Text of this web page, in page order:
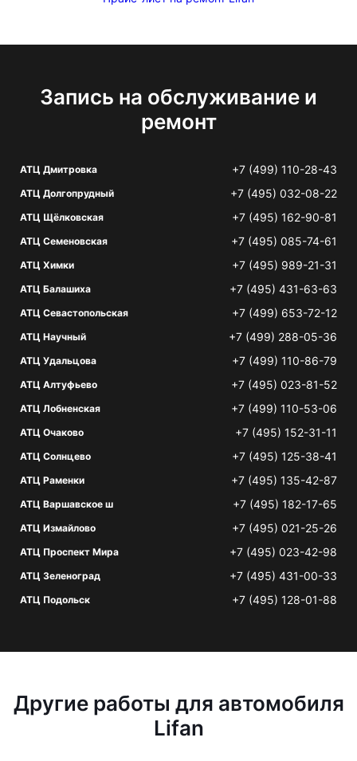
Запись на обслуживание и
ремонт
АТЦ Дмитровка +7 (499) 110-28-43
АТЦ Долгопрудный +7 (495) 032-08-22
АТЦ Щёлковская +7 (495) 162-90-81
АТЦ Семеновская +7 (495) 085-74-61
АТЦ Химки +7 (495) 989-21-31
АТЦ Балашиха +7 (495) 431-63-63
АТЦ Севастопольская +7 (499) 653-72-12
АТЦ Научный +7 (499) 288-05-36
АТЦ Удальцова +7 (499) 110-86-79
АТЦ Алтуфьево +7 (495) 023-81-52
АТЦ Лобненская +7 (499) 110-53-06
АТЦ Очаково +7 (495) 152-31-11
АТЦ Солнцево +7 (495) 125-38-41
АТЦ Раменки +7 (495) 135-42-87
АТЦ Варшавское ш +7 (495) 182-17-65
АТЦ Измайлово +7 (495) 021-25-26
АТЦ Проспект Мира +7 (495) 023-42-98
АТЦ Зеленоград +7 (495) 431-00-33
АТЦ Подольск +7 (495) 128-01-88
Другие работы для автомобиля
Lifan